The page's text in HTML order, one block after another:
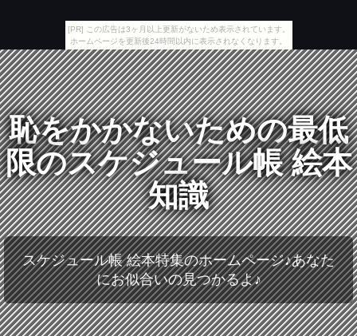
[PR] この広告は3ヶ月以上更新がないため表示されています。
ホームページを更新後24時間以内に表示されなくなります。
恥をかかないための最低
限のスケジュール帳 絵本
知識
スケジュール帳 絵本特集のホームページ♪あなた
にお似合いの見つかるよ♪